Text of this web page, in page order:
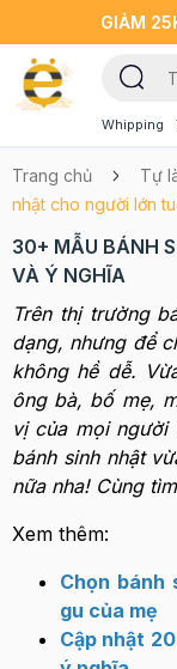
GIẢM
Whipping
Trang chủ Tự
nhật cho người lớn
30+ MẪU BÁNH
VÀ Ý NGHĨA
Trên thị trường
dạng, nhưng để
không hề dễ.
ông bà, bố mẹ,
vị của mọi người
bánh sinh nhật
nữa nha! Cùng
Xem thêm:
Chọn bánh
gu của mẹ
Cập nhật